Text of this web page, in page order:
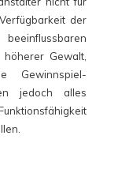
der
Gewalt,
Gewinnspiel-
jedoch alles